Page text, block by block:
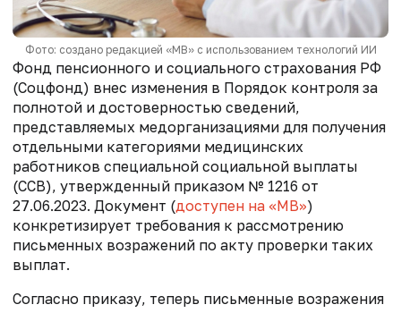
Фото: создано редакцией «МВ» с использованием технологий ИИ
Фонд пенсионного и социального страхования РФ
(Соцфонд) внес изменения в Порядок контроля за
полнотой и достоверностью сведений,
представляемых медорганизациями для получения
отдельными категориями медицинских
работников специальной социальной выплаты
(ССВ), утвержденный приказом № 1216 от
27.06.2023. Документ (доступен на «МВ»)
конкретизирует требования к рассмотрению
письменных возражений по акту проверки таких
выплат.
Согласно приказу, теперь письменные возражения